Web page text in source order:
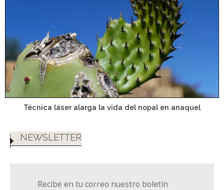
Técnica láser alarga la vida del nopal en anaquel
NEWSLETTER
Recibe en tu correo nuestro boletín